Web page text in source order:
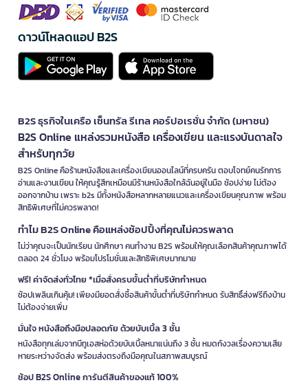
ดาวน์โหลดแอป B2S
B2S ธุรกิจในเครือ เซ็นทรัล รีเทล คอร์ปอเรชั่น จำกัด (มหาชน)
B2S Online แหล่งรวมหนังสือ เครื่องเขียน และแรงบันดาลใจ
สำหรับทุกวัย
B2S Online คือร้านหนังสือและเครื่องเขียนออนไลน์ที่ครบครัน ตอบโจทย์คนรักการ
อ่านและงานเขียน ให้คุณรู้สึกเหมือนมีร้านหนังสือใกล้ฉันอยู่ในมือ ช้อปง่าย ไม่ต้อง
ออกจากบ้าน เพราะ b2s มีทั้งหนังสือหลากหลายแนวและเครื่องเขียนคุณภาพ พร้อม
สิทธิพิเศษที่ไม่ควรพลาด!
ทำไม B2S Online คือแหล่งช้อปปิ้งที่คุณไม่ควรพลาด
ไม่ว่าคุณจะเป็นนักเรียน นักศึกษา คนทำงาน B2S พร้อมให้คุณเลือกสินค้าคุณภาพได้
ตลอด 24 ชั่วโมง พร้อมโปรโมชั่นและสิทธิพิเศษมากมาย
ฟรี! ค่าจัดส่งทั่วไทย *เมื่อสั่งครบขั้นต่ำที่บริษัทกำหนด
ช้อปเพลินเกินคุ้ม! เพียงมียอดสั่งซื้อสินค้าขั้นต่ำที่บริษัทกำหนด รับสิทธิ์ส่งฟรีถึงบ้าน
ไม่ต้องจ่ายเพิ่ม
มั่นใจ หนังสือถึงมือปลอดภัย ด้วยบับเบิ้ล 3 ชั้น
หนังสือทุกเล่มจากบีทูเอสห่อด้วยบับเบิ้ลหนาแน่นถึง 3 ชั้น หมดกังวลเรื่องความเสีย
หายระหว่างจัดส่ง พร้อมส่งตรงถึงมือคุณในสภาพสมบูรณ์
ช้อป B2S Online การันตีสินค้าของแท้ 100%